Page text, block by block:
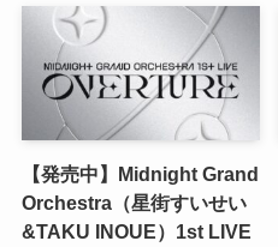
【発売中】Midnight Grand
Orchestra（星街すいせい
&TAKU INOUE）1st LIVE